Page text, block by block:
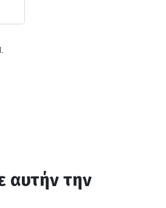
αυτήν την